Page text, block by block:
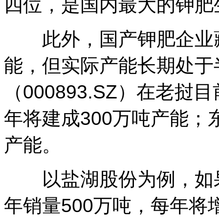
四位，是国内最大的钾
此外，国产钾肥企业
能，但实际产能长期处
（000893.SZ）在老挝
年将建成300万吨产能；
产能。
以盐湖股份为例，如
年销量500万吨，每年将